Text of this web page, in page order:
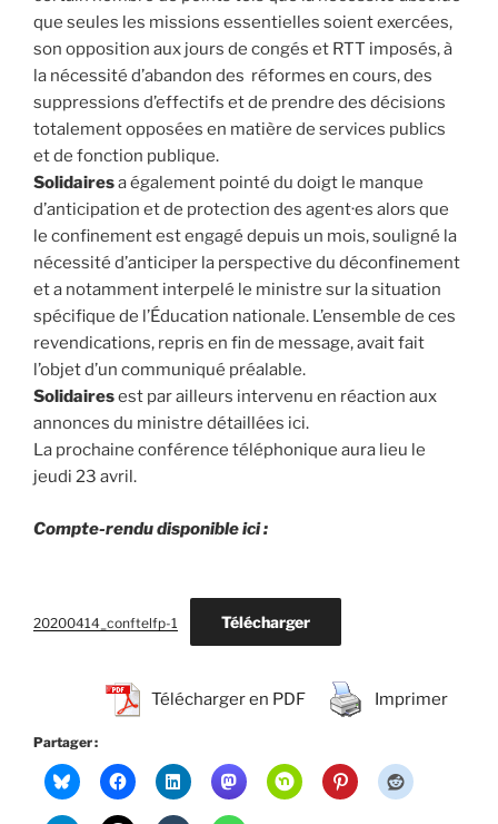
que seules les missions essentielles soient exercées,
son opposition aux jours de congés et RTT imposés, à
la nécessité d’abandon des réformes en cours, des
suppressions d’effectifs et de prendre des décisions
totalement opposées en matière de services publics
et de fonction publique.
Solidairesa également pointé du doigt le manque
d’anticipation et de protection des agent·es alors que
le confinement est engagé depuis un mois, souligné la
nécessité d’anticiper la perspective du déconfinement
et a notamment interpelé le ministre sur la situation
spécifique de l’Éducation nationale. L’ensemble de ces
revendications, repris en fin de message, avait fait
l’objet d’un communiqué préalable.
Solidairesest par ailleurs intervenu en réaction aux
annonces du ministre détaillées ici.
La prochaine conférence téléphonique aura lieu le
jeudi 23 avril.
Compte-rendu disponible ici :
20200414_conftelfp-1 Télécharger
Télécharger en PDF Imprimer
Partager :